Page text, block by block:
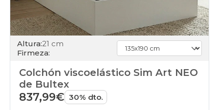
Altura:21 cm
Firmeza:
Colchón viscoelástico Sim Art NEO
de Bultex
837,99€ 30% dto.